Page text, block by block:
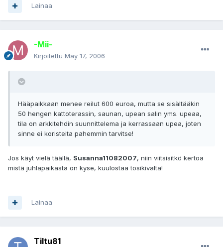
Lainaa
-Mii-
Kirjoitettu May 17, 2006
Hääpaikkaan menee reilut 600 euroa, mutta se sisältääkin
50 hengen kattoterassin, saunan, upean salin yms. upeaa,
tila on arkkitehdin suunnittelema ja kerrassaan upea, joten
sinne ei koristeita pahemmin tarvitse!
Jos käyt vielä täällä, Susanna11082007, niin viitsisitkö kertoa
mistä juhlapaikasta on kyse, kuulostaa tosikivalta!
Lainaa
Tiltu81